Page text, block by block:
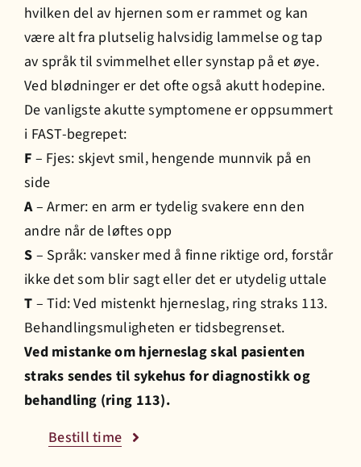
Hud
Helseattester
Jobb hos oss
Bestill time
hvilken del av hjernen som er rammet og kan
være alt fra plutselig halvsidig lammelse og tap
av språk til svimmelhet eller synstap på et øye.
Ved blødninger er det ofte også akutt hodepine.
De vanligste akutte symptomene er oppsummert
i FAST-begrepet:
F – Fjes: skjevt smil, hengende munnvik på en
side
A– Armer: en arm er tydelig svakere enn den
andre når de løftes opp
S – Språk: vansker med å finne riktige ord, forstår
ikke det som blir sagt eller det er utydelig uttale
T – Tid: Ved mistenkt hjerneslag, ring straks 113.
Behandlingsmuligheten er tidsbegrenset.
Ved mistanke om hjerneslag skal pasienten
straks sendes til sykehus for diagnostikk og
behandling (ring 113).
Bestill time